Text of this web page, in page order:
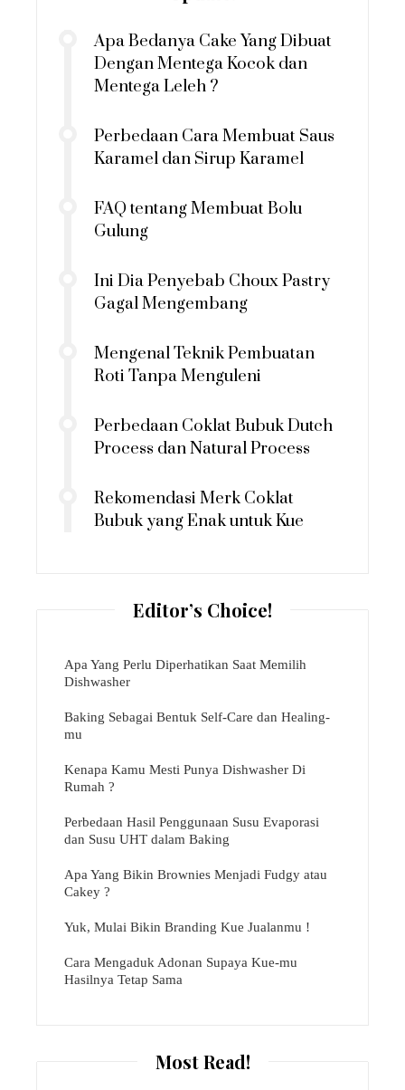
Apa Bedanya Cake Yang Dibuat
Dengan Mentega Kocok dan
Mentega Leleh ?
Perbedaan Cara Membuat Saus
Karamel dan Sirup Karamel
FAQ tentang Membuat Bolu
Gulung
Ini Dia Penyebab Choux Pastry
Gagal Mengembang
Mengenal Teknik Pembuatan
Roti Tanpa Menguleni
Perbedaan Coklat Bubuk Dutch
Process dan Natural Process
Rekomendasi Merk Coklat
Bubuk yang Enak untuk Kue
Editor’s Choice!
Apa Yang Perlu Diperhatikan Saat Memilih
Dishwasher
Baking Sebagai Bentuk Self-Care dan Healing-
mu
Kenapa Kamu Mesti Punya Dishwasher Di
Rumah ?
Perbedaan Hasil Penggunaan Susu Evaporasi
dan Susu UHT dalam Baking
Apa Yang Bikin Brownies Menjadi Fudgy atau
Cakey ?
Yuk, Mulai Bikin Branding Kue Jualanmu !
Cara Mengaduk Adonan Supaya Kue-mu
Hasilnya Tetap Sama
Most Read!